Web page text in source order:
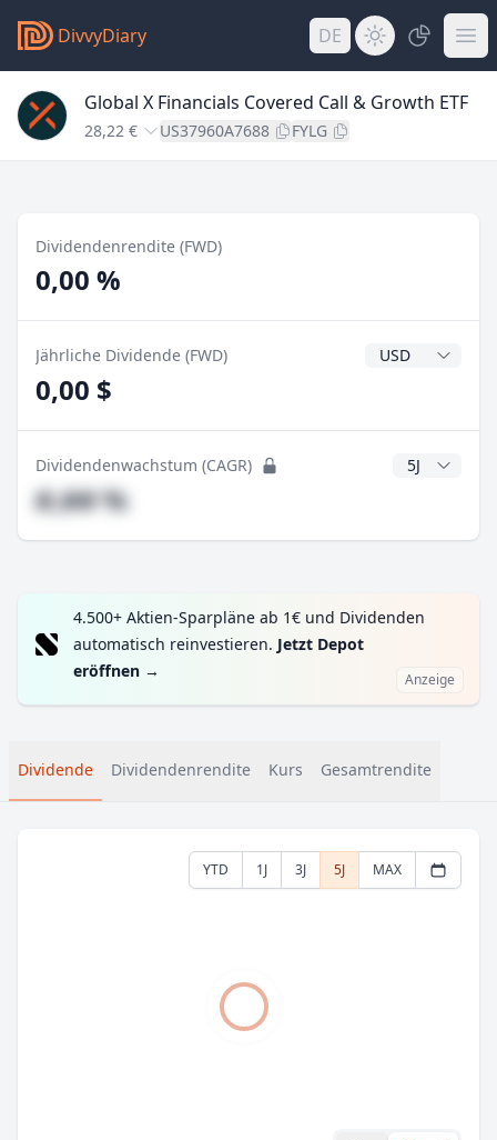
DivvyDiary DE
Global X Financials Covered Call & Growth ETF
28,22 € US37960A7688 FYLG
Dividendenrendite (FWD)
0,00 %
Jährliche Dividende (FWD)
0,00 $
Dividendenwachstum (CAGR) CAGR Jahre
#,## %
4.500+ Aktien-Sparpläne ab 1€ und Dividenden
automatisch reinvestieren. Jetzt Depot
eröffnen → Anzeige
Dividende Dividendenrendite Kurs Gesamtrendite
YTD 1J 3J 5J MAX